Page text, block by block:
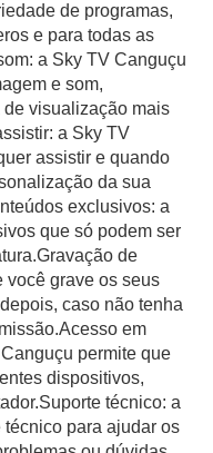
de programas,
e para todas as
a Sky TV Canguçu
e som,
visualização mais
a Sky TV
assistir e quando
da sua
exclusivos: a
que só podem ser
de
você grave os seus
caso não tenha
em
permite que
dispositivos,
técnico: a
para ajudar os